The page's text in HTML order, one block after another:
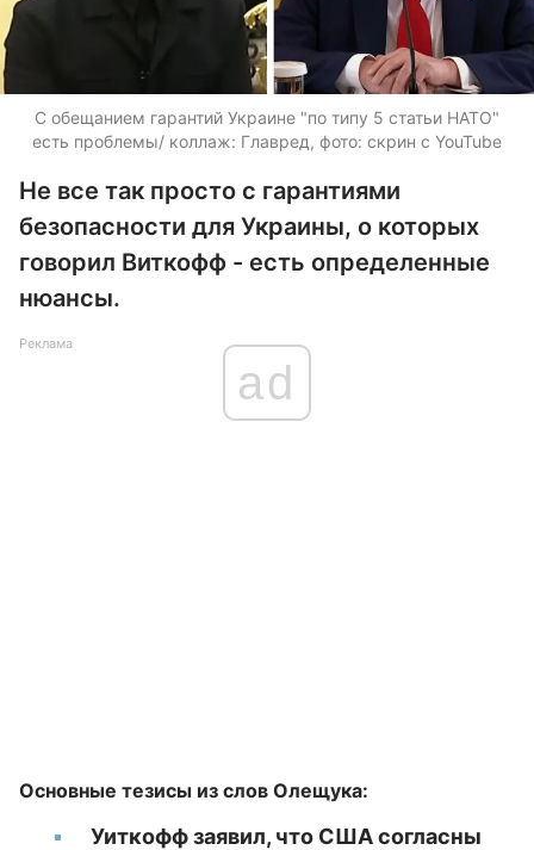
С обещанием гарантий Украине "по типу 5 статьи НАТО"
есть проблемы/ коллаж: Главред, фото: скрин с YouTube
Не все так просто с гарантиями
безопасности для Украины, о которых
говорил Виткофф - есть определенные
нюансы.
Реклама
ad
Основные тезисы из слов Олещука:
Уиткофф заявил, что США согласны